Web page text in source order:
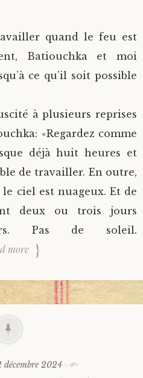
quand le feu est
Batiouchka et moi
ce qu’il soit possible
à plusieurs reprises
«Regardez comme
déjà huit heures et
de travailler. En outre,
ciel est nuageux. Et de
deux ou trois jours
Pas de soleil.
more
décembre 2024